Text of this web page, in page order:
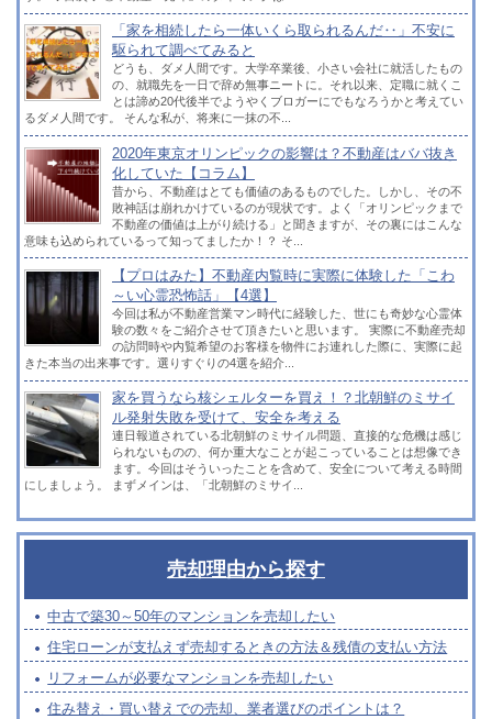
「家を相続したら一体いくら取られるんだ‥」不安に
駆られて調べてみると
どうも、ダメ人間です。大学卒業後、小さい会社に就活したもの
の、就職先を一日で辞め無事ニートに。それ以来、定職に就くこ
とは諦め20代後半でようやくブロガーにでもなろうかと考えてい
るダメ人間です。 そんな私が、将来に一抹の不...
2020年東京オリンピックの影響は？不動産はババ抜き
化していた【コラム】
昔から、不動産はとても価値のあるものでした。しかし、その不
敗神話は崩れかけているのが現状です。よく「オリンピックまで
不動産の価値は上がり続ける」と聞きますが、その裏にはこんな
意味も込められているって知ってましたか！？ そ...
【プロはみた】不動産内覧時に実際に体験した「こわ
～い心霊恐怖話」【4選】
今回は私が不動産営業マン時代に経験した、世にも奇妙な心霊体
験の数々をご紹介させて頂きたいと思います。 実際に不動産売却
の訪問時や内覧希望のお客様を物件にお連れした際に、実際に起
きた本当の出来事です。選りすぐりの4選を紹介...
家を買うなら核シェルターを買え！？北朝鮮のミサイ
ル発射失敗を受けて、安全を考える
連日報道されている北朝鮮のミサイル問題、直接的な危機は感じ
られないものの、何か重大なことが起こっていることは想像でき
ます。今回はそういったことを含めて、安全について考える時間
にしましょう。 まずメインは、「北朝鮮のミサイ...
売却理由から探す
中古で築30～50年のマンションを売却したい
住宅ローンが支払えず売却するときの方法＆残債の支払い方法
リフォームが必要なマンションを売却したい
住み替え・買い替えでの売却、業者選びのポイントは？